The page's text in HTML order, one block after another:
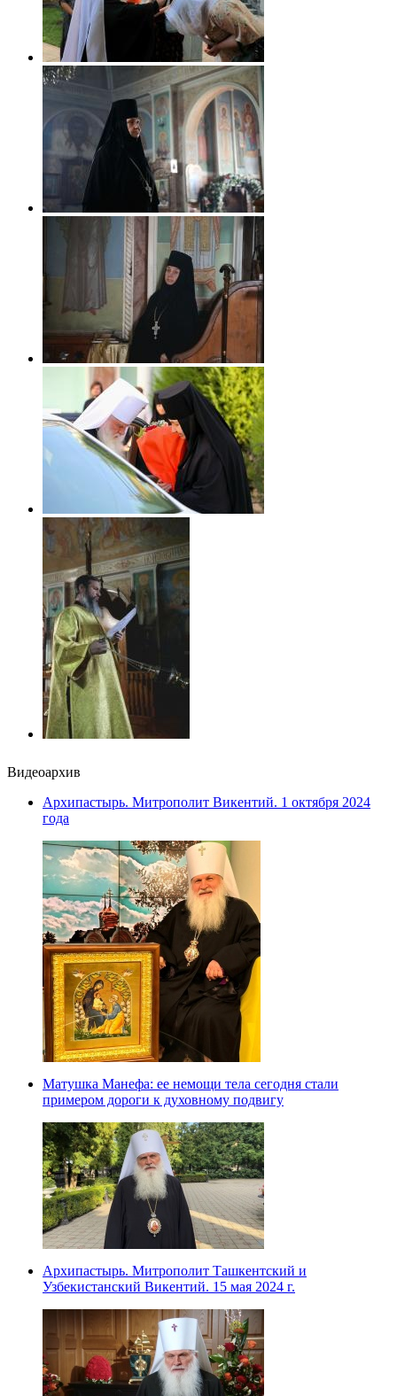
Видеоархив
Архипастырь. Митрополит Викентий. 1 октября 2024
года
Матушка Манефа: ее немощи тела сегодня стали
примером дороги к духовному подвигу
Архипастырь. Митрополит Ташкентский и
Узбекистанский Викентий. 15 мая 2024 г.